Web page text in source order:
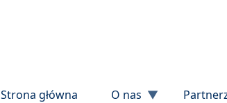
Strona główna O nas